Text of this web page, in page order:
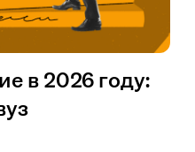
в 2026 году: